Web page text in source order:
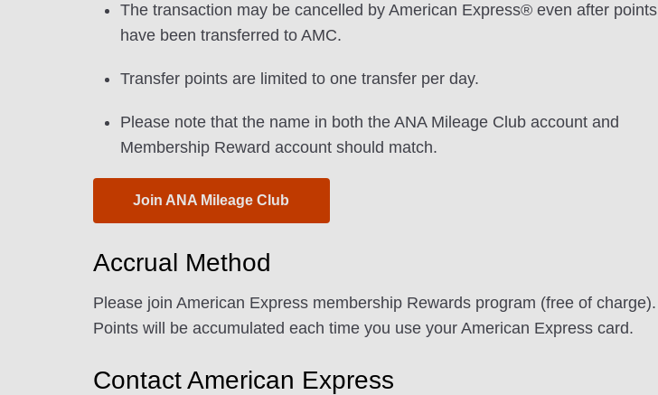
The transaction may be cancelled by American Express® even after points
have been transferred to AMC.
Transfer points are limited to one transfer per day.
Please note that the name in both the ANA Mileage Club account and
Membership Reward account should match.
Join ANA Mileage Club
Accrual Method
Please join American Express membership Rewards program (free of charge).
Points will be accumulated each time you use your American Express card.
Contact American Express